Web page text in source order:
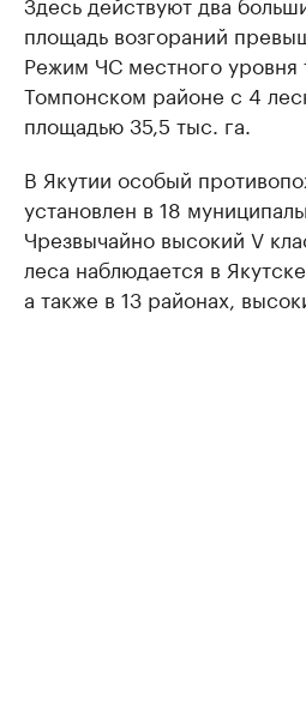
площадь возгораний
Режим ЧС местного уровня
Томпонском районе с 4
площадью 35,5 тыс. га.
В Якутии особый
установлен в 18
Чрезвычайно высокий V
леса наблюдается в
а также в 13 районах,